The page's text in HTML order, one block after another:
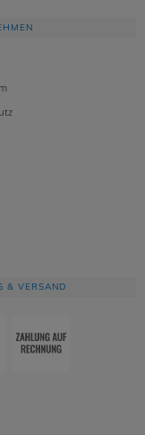
& VERSAND